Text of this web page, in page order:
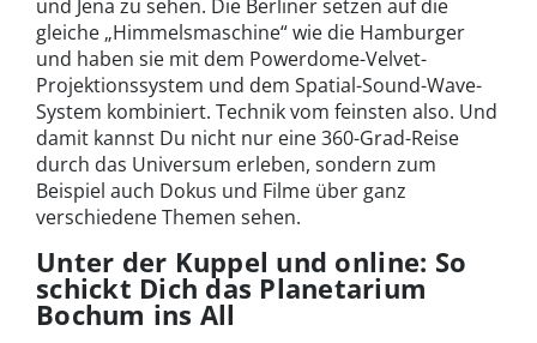
und Jena zu sehen. Die Berliner setzen auf die
gleiche „Himmelsmaschine“ wie die Hamburger
und haben sie mit dem Powerdome-Velvet-
Projektionssystem und dem Spatial-Sound-Wave-
System kombiniert. Technik vom feinsten also. Und
damit kannst Du nicht nur eine 360-Grad-Reise
durch das Universum erleben, sondern zum
Beispiel auch Dokus und Filme über ganz
verschiedene Themen sehen.
Unter der Kuppel und online: So
schickt Dich das Planetarium
Bochum ins All